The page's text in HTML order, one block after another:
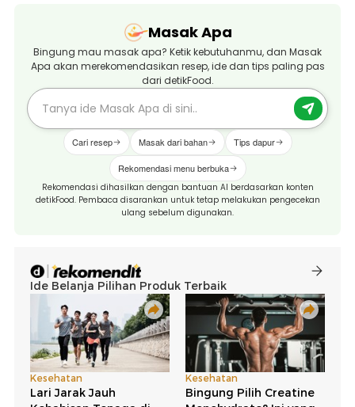
Masak Apa
Bingung mau masak apa? Ketik kebutuhanmu, dan Masak
Apa akan merekomendasikan resep, ide dan tips paling pas
dari detikFood.
Cari resep Masak dari bahan Tips dapur
Rekomendasi menu berbuka
Rekomendasi dihasilkan dengan bantuan AI berdasarkan konten
detikFood. Pembaca disarankan untuk tetap melakukan pengecekan
ulang sebelum digunakan.